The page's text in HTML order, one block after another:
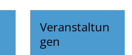
Veranstaltun
gen